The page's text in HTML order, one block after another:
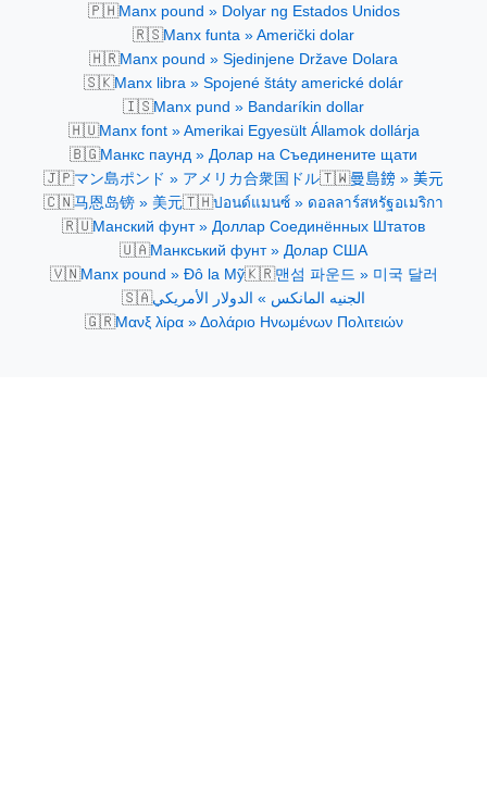
🇵🇭Manx pound » Dolyar ng Estados Unidos
🇷🇸Manx funta » Američki dolar
🇭🇷Manx pound » Sjedinjene Države Dolara
🇸🇰Manx libra » Spojené štáty americké dolár
🇮🇸Manx pund » Bandaríkin dollar
🇭🇺Manx font » Amerikai Egyesült Államok dollárja
🇧🇬Манкс паунд » Долар на Съединените щати
🇯🇵マン島ポンド » アメリカ合衆国ドル🇹🇼曼島鎊 » 美元
🇨🇳马恩岛镑 » 美元🇹🇭ปอนด์แมนซ์ » ดอลลาร์สหรัฐอเมริกา
🇷🇺Манский фунт » Доллар Соединённых Штатов
🇺🇦Манкський фунт » Долар США
🇻🇳Manx pound » Đô la Mỹ🇰🇷맨섬 파운드 » 미국 달러
🇸🇦الجنيه المانكس » الدولار الأمريكي
🇬🇷Μανξ λίρα » Δολάριο Ηνωμένων Πολιτειών